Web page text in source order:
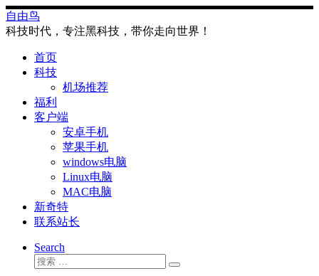
Skip
to
content
自由鸟
科技时代，专注黑科技，带你走向世界！
首页
科技
机场推荐
福利
客户端
安卓手机
苹果手机
windows电脑
Linux电脑
MAC电脑
新奇特
联系站长
Search
搜
搜